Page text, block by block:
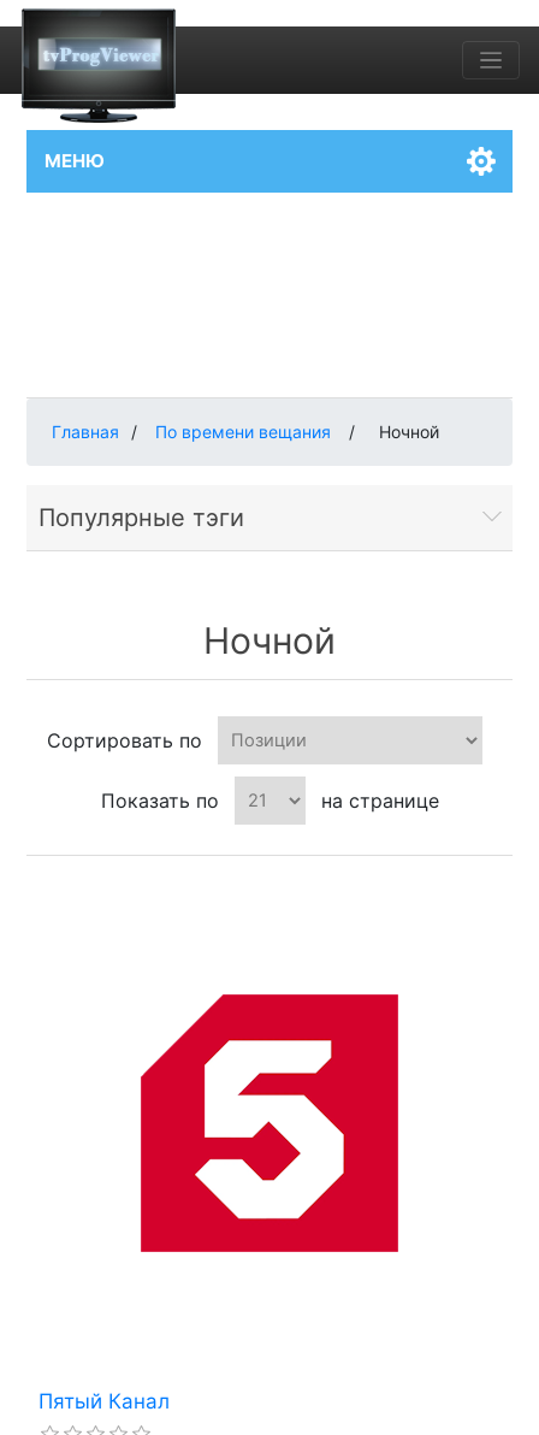
МЕНЮ
Главная / По времени вещания / Ночной
Популярные тэги
Ночной
Сортировать по
Показать по на странице
Пятый Канал